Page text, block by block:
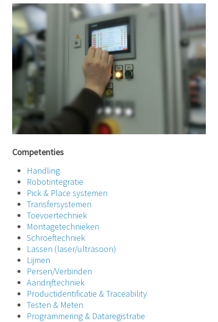
Competenties
Handling
Robotintegratie
Pick & Place systemen
Transfersystemen
Toevoertechniek
Montagetechnieken
Schroeftechniek
Lassen (laser/ultrasoon)
Lijmen
Persen/Verbinden
Aandrijftechniek
Productidentificatie & Traceability
Testen & Meten
Programmering & Dataregistratie